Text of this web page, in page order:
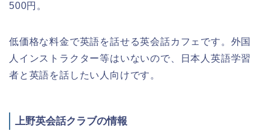
500円。
低価格な料金で英語を話せる英会話カフェです。外国
人インストラクター等はいないので、日本人英語学習
者と英語を話したい人向けです。
上野英会話クラブの情報